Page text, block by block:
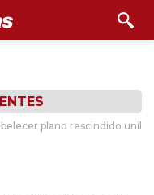
plano rescindido